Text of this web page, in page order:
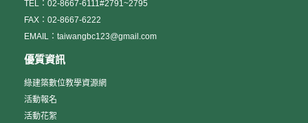
TEL：02-8667-6111#2791~2795
FAX：02-8667-6222
EMAIL：taiwangbc123@gmail.com
優質資訊
綠建築數位教學資源網
活動報名
活動花絮